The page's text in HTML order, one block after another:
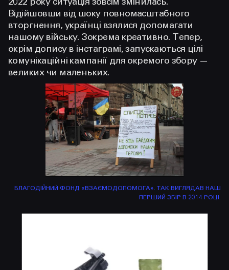
2022 року ситуація зовсім змінилась.
Відійшовши від шоку повномасштабного
вторгнення, українці взялися допомагати
нашому війську. Зокрема креативно. Тепер,
окрім допису в інстаграмі, запускаються цілі
комунікаційні кампанії для окремого збору —
великих чи маленьких.
БЛАГОДІЙНИЙ ФОНД «ВЗАЄМОДОПОМОГА». ТАК ВИГЛЯДАВ НАШ
ПЕРШИЙ ЗБІР В 2014 РОЦІ.